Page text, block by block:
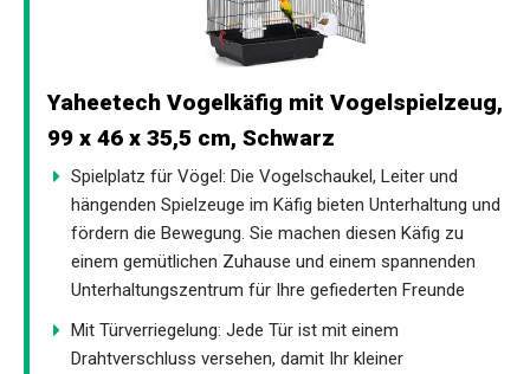
Yaheetech Vogelkäfig mit Vogelspielzeug,
99 x 46 x 35,5 cm, Schwarz
Spielplatz für Vögel: Die Vogelschaukel, Leiter und
hängenden Spielzeuge im Käfig bieten Unterhaltung und
fördern die Bewegung. Sie machen diesen Käfig zu
einem gemütlichen Zuhause und einem spannenden
Unterhaltungszentrum für Ihre gefiederten Freunde
Mit Türverriegelung: Jede Tür ist mit einem
Drahtverschluss versehen, damit Ihr kleiner